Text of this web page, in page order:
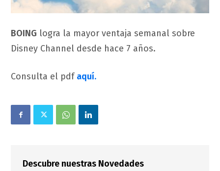
BOING logra la mayor ventaja semanal sobre
Disney Channel desde hace 7 años.
Consulta el pdfaquí.
Descubre nuestras Novedades